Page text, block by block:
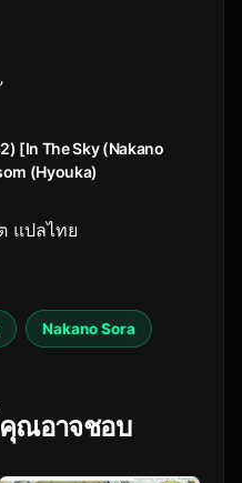
[In The Sky (Nakano
(Hyouka)
แปลไทย
Nakano Sora
ณอาจชอบ